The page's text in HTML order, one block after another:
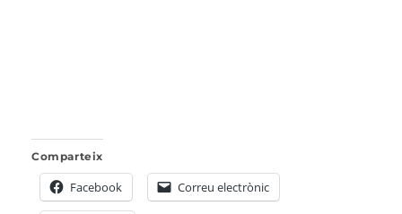
Comparteix
Facebook Correu electrònic